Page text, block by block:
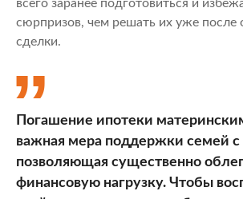
всего заранее подготовиться и
сюрпризов, чем решать их уже после
сделки.
Погашение ипотеки
важная мера поддержки семей с
позволяющая существенно
финансовую нагрузку. Чтобы